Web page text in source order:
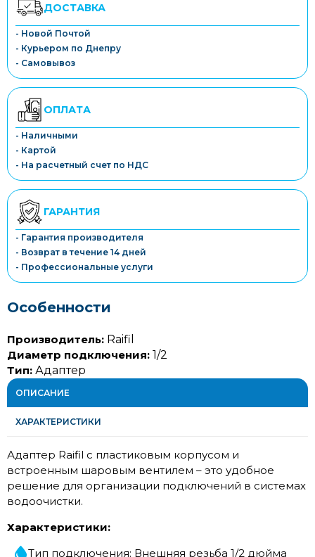
ДОСТАВКА
- Новой Почтой
- Курьером по Днепру
- Самовывоз
ОПЛАТА
- Наличными
- Картой
- На расчетный счет по НДС
ГАРАНТИЯ
- Гарантия производителя
- Возврат в течение 14 дней
- Профессиональные услуги
Особенности
Производитель: Raifil
Диаметр подключения: 1/2
Тип: Адаптер
ОПИСАНИЕ
ХАРАКТЕРИСТИКИ
Адаптер Raifil с пластиковым корпусом и
встроенным шаровым вентилем – это удобное
решение для организации подключений в системах
водоочистки.
Характеристики:
Тип подключения: Внешняя резьба 1/2 дюйма